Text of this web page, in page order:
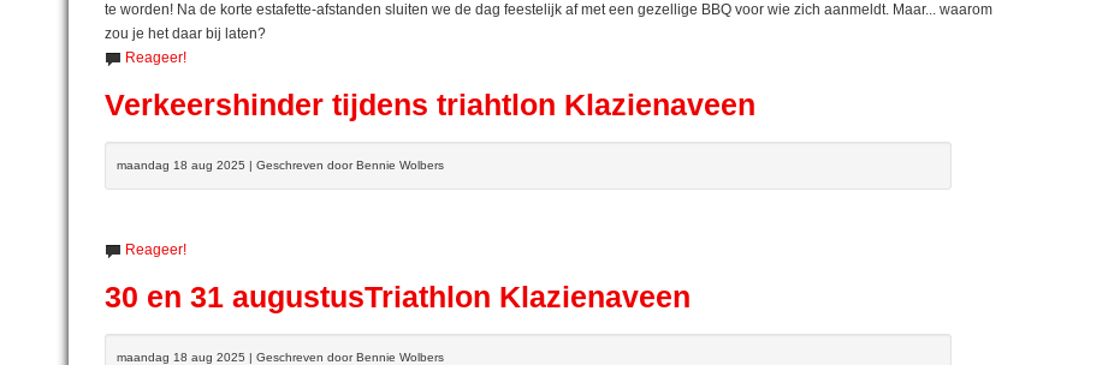
te worden! Na de korte estafette-afstanden sluiten we de dag feestelijk af met een gezellige BBQ voor wie zich aanmeldt. Maar... waarom
zou je het daar bij laten?
Reageer!
Verkeershinder tijdens triahtlon Klazienaveen
maandag 18 aug 2025 | Geschreven door Bennie Wolbers
Reageer!
30 en 31 augustusTriathlon Klazienaveen
maandag 18 aug 2025 | Geschreven door Bennie Wolbers